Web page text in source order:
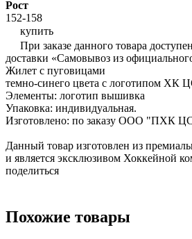
Рост
152-158
купить
При заказе данного товара
доставки «Самовывоз из
Жилет с пуговицами
темно-синего цвета с логотипом ХК
Элементы: логотип вышивка
Упаковка: индивидуальная.
Изготовлено: по заказу ООО "ПХК
Данный товар изготовлен из
и является эксклюзивом Хоккейной
поделиться
Похожие товары